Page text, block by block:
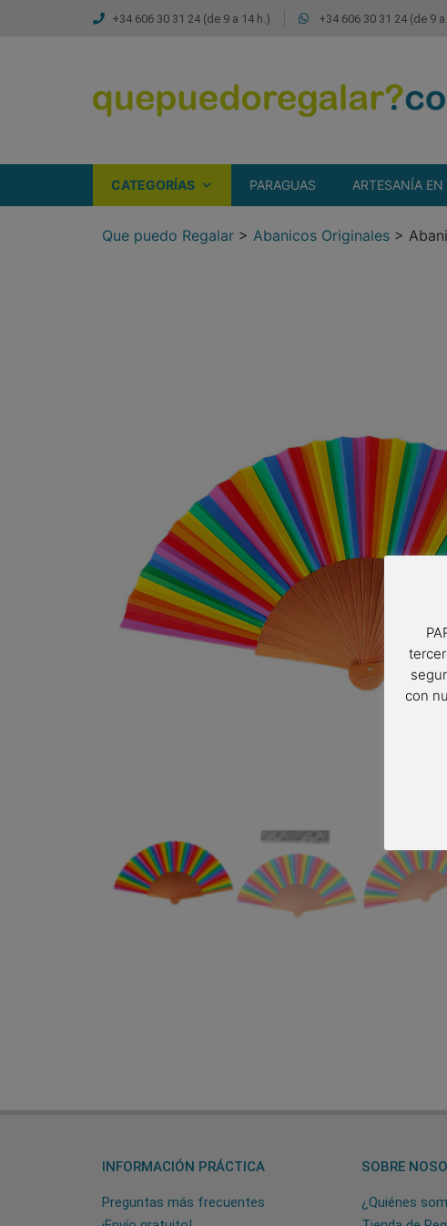
+34 606 30 31 24 (de 9 a 14 h.) +34 606 30 31 24 (de 9
CATEGORÍAS PARAGUAS ARTESANÍA EN
Que puedo Regalar > Abanicos Originales >
INFORMACIÓN PRÁCTICA
Preguntas más frecuentes
SOBRE
¿Quiénes
con